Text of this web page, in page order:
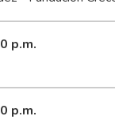
p.m.
p.m.